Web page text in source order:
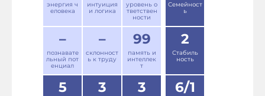
энергия ч
еловека
интуиция
и логика
уровень о
тветствен
ности
–
познавате
льный пот
енциал
–
склонност
ь к труду
99
память и
интеллек
т
Семейност
ь
2
Стабиль
ность
5 3 3 6/1